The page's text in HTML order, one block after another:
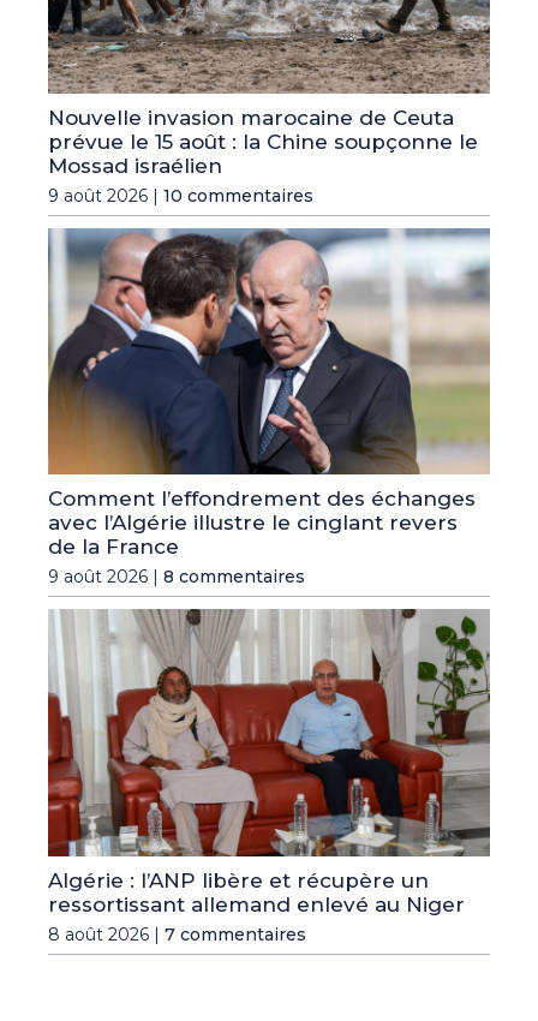
Nouvelle invasion marocaine de Ceuta
prévue le 15 août : la Chine soupçonne le
Mossad israélien
9 août 2026 | 10 commentaires
Comment l’effondrement des échanges
avec l’Algérie illustre le cinglant revers
de la France
9 août 2026 | 8 commentaires
Algérie : l’ANP libère et récupère un
ressortissant allemand enlevé au Niger
8 août 2026 | 7 commentaires